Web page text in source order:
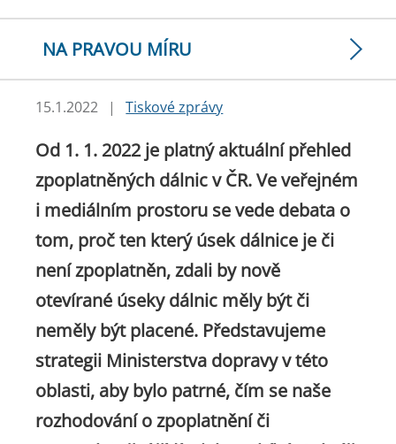
NA PRAVOU MÍRU
15.1.2022 | Tiskové zprávy
Od 1. 1. 2022 je platný aktuální přehled
zpoplatněných dálnic v ČR. Ve veřejném
i mediálním prostoru se vede debata o
tom, proč ten který úsek dálnice je či
není zpoplatněn, zdali by nově
otevírané úseky dálnic měly být či
neměly být placené. Představujeme
strategii Ministerstva dopravy v této
oblasti, aby bylo patrné, čím se naše
rozhodování o zpoplatnění či